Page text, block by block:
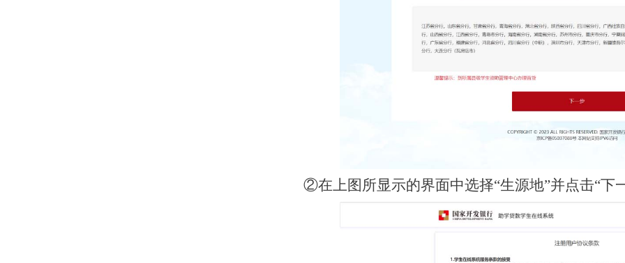
②在上图所显示的界面中选择“生源地”并点击“下